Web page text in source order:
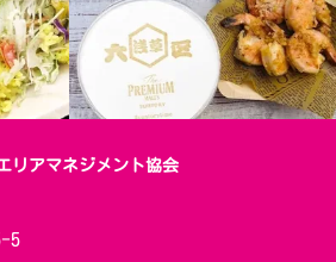
リアマネジメント協会
5